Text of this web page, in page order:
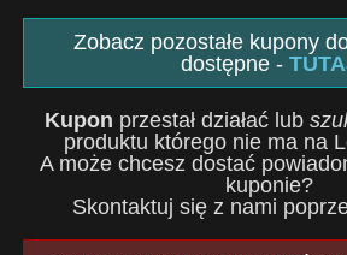
Zobacz pozostałe kupony
dostępne -
Kupon przestał działać lub
produktu którego nie ma na
A może chcesz dostać
kuponie?
Skontaktuj się z nami